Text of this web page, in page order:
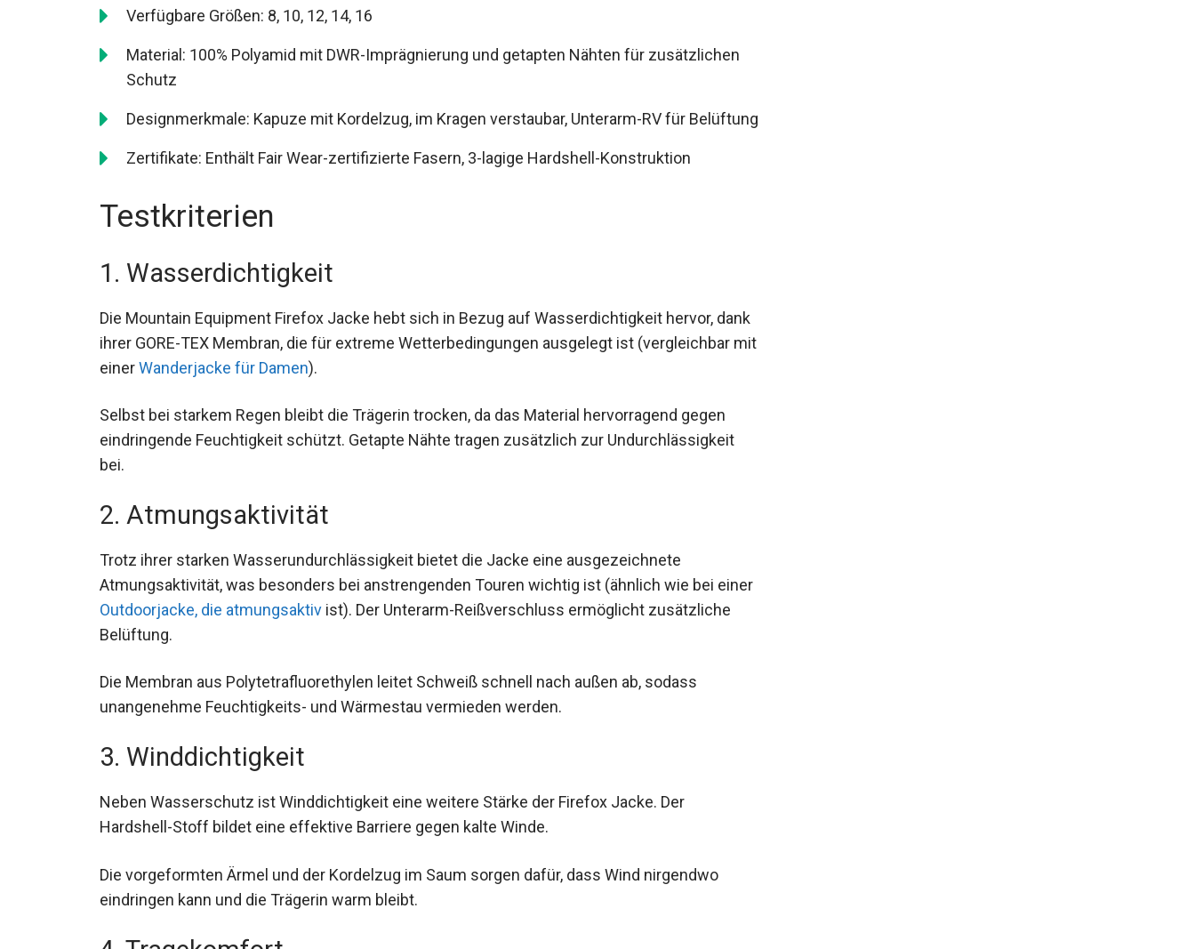
Verfügbare Größen: 8, 10, 12, 14, 16
Material: 100% Polyamid mit DWR-Imprägnierung und getapten Nähten für zusätzlichen
Schutz
Designmerkmale: Kapuze mit Kordelzug, im Kragen verstaubar, Unterarm-RV für
Testkriterien
1. Wasserdichtigkeit
Die Mountain Equipment Firefox Jacke hebt sich in Bezug auf Wasserdichtigkeit hervor,
dank ihrer GORE-TEX Membran, die für extreme Wetterbedingungen ausgelegt ist
Selbst bei starkem Regen bleibt die Trägerin trocken, da das Material hervorragend gegen
eindringende Feuchtigkeit schützt. Getapte Nähte tragen zusätzlich zur Undurchlässigkeit
2. Atmungsaktivität
Trotz ihrer starken Wasserundurchlässigkeit bietet die Jacke eine ausgezeichnete
Atmungsaktivität, was besonders bei anstrengenden Touren wichtig ist (ähnlich wie bei
einerOutdoorjacke, die atmungsaktiv
Die Membran aus Polytetrafluorethylen leitet Schweiß schnell nach außen ab, sodass
3. Winddichtigkeit
Neben Wasserschutz ist Winddichtigkeit eine weitere Stärke der Firefox Jacke. Der
Die vorgeformten Ärmel und der Kordelzug im Saum sorgen dafür, dass Wind nirgendwo